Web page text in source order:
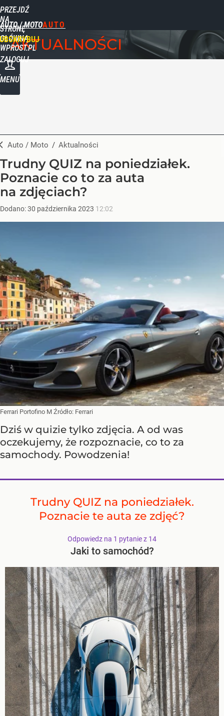
PRZEJDŹ
NA
STRONĘ
GŁÓWNĄ
WPROST.PL
AUTO / MOTO
ZALOGUJ
MENU
AKTUALNOŚCI
Auto / Moto / Aktualności
Trudny QUIZ na poniedziałek.
Poznacie co to za auta
na zdjęciach?
Dodano:30 października 2023 12:02
Ferrari Portofino M Źródło: Ferrari
Dziś w quizie tylko zdjęcia. A od was
oczekujemy, że rozpoznacie, co to za
samochody. Powodzenia!
Trudny QUIZ na poniedziałek.
Poznacie te auta ze zdjęć?
Odpowiedz na 1 pytanie z 14
Jaki to samochód?